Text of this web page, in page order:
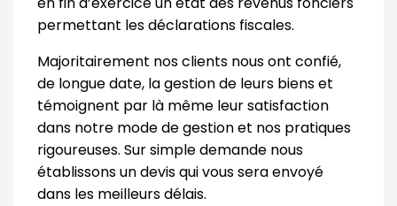
permettant les déclarations fiscales.
Majoritairement nos clients nous ont confié,
de longue date, la gestion de leurs biens et
témoignent par là même leur satisfaction
dans notre mode de gestion et nos pratiques
rigoureuses. Sur simple demande nous
établissons un devis qui vous sera envoyé
dans les meilleurs délais.